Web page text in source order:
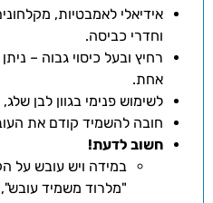
אידיאלי לאמבטיות,
וחדרי כביסה.
רחיץ ובעל כיסוי גבוה –
אחת.
לשימוש פנימי בגוון לבן
חובה להשמיד קודם את
חשוב לדעת!
במידה ויש עובש על
"מלרוד משמיד